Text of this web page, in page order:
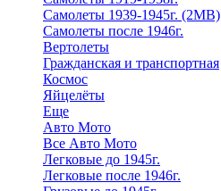
Самолеты 1939-1945г. (2МВ)
Самолеты после 1946г.
Вертолеты
Гражданская и транспортная
Космос
Яйцелёты
Еще
Авто Мото
Все Авто Мото
Легковые до 1945г.
Легковые после 1946г.